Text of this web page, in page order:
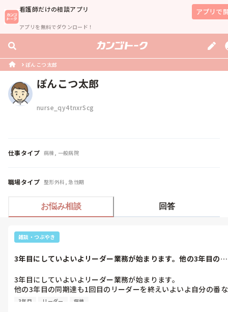
看護師だけの相談アプリ
アプリを無料でダウンロード！
アプリで
ぽんこつ太郎
ぽんこつ太郎
nurse_qy4tnxrScg
仕事タイプ 病棟, 一般病院
職場タイプ 整形外科, 急性期
お悩み相談 回答
雑談・つぶやき
3年目にしていよいよリーダー業務が始まります。他の3年目の同
3年目にしていよいよリーダー業務が始まります。
他の3年目の同期達も1回目のリーダーを終えいよいよ自分の番な
のですができる気がしません…
3年目 リーダー 病棟